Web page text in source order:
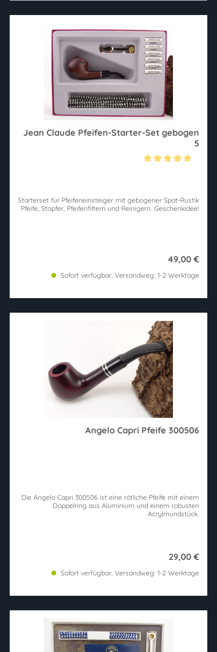
Jean Claude Pfeifen-Starter-Set gebogen
5
Starterset für Pfeifeneinsteiger mit gebogener Spot-Rustik
Pfeife, Stopfer, Pfeifenfiltern und Reinigern. Geschenkidee!
49,00 €
Sofort verfügbar, Versandweg: 1-2 Werktage
Angelo Capri Pfeife 300506
Die Angelo Capri 300506 ist eine rötliche Pfeife mit einem
Doppelring aus Aluminium und einem robusten
Acrylmundstück.
29,00 €
Sofort verfügbar, Versandweg: 1-2 Werktage